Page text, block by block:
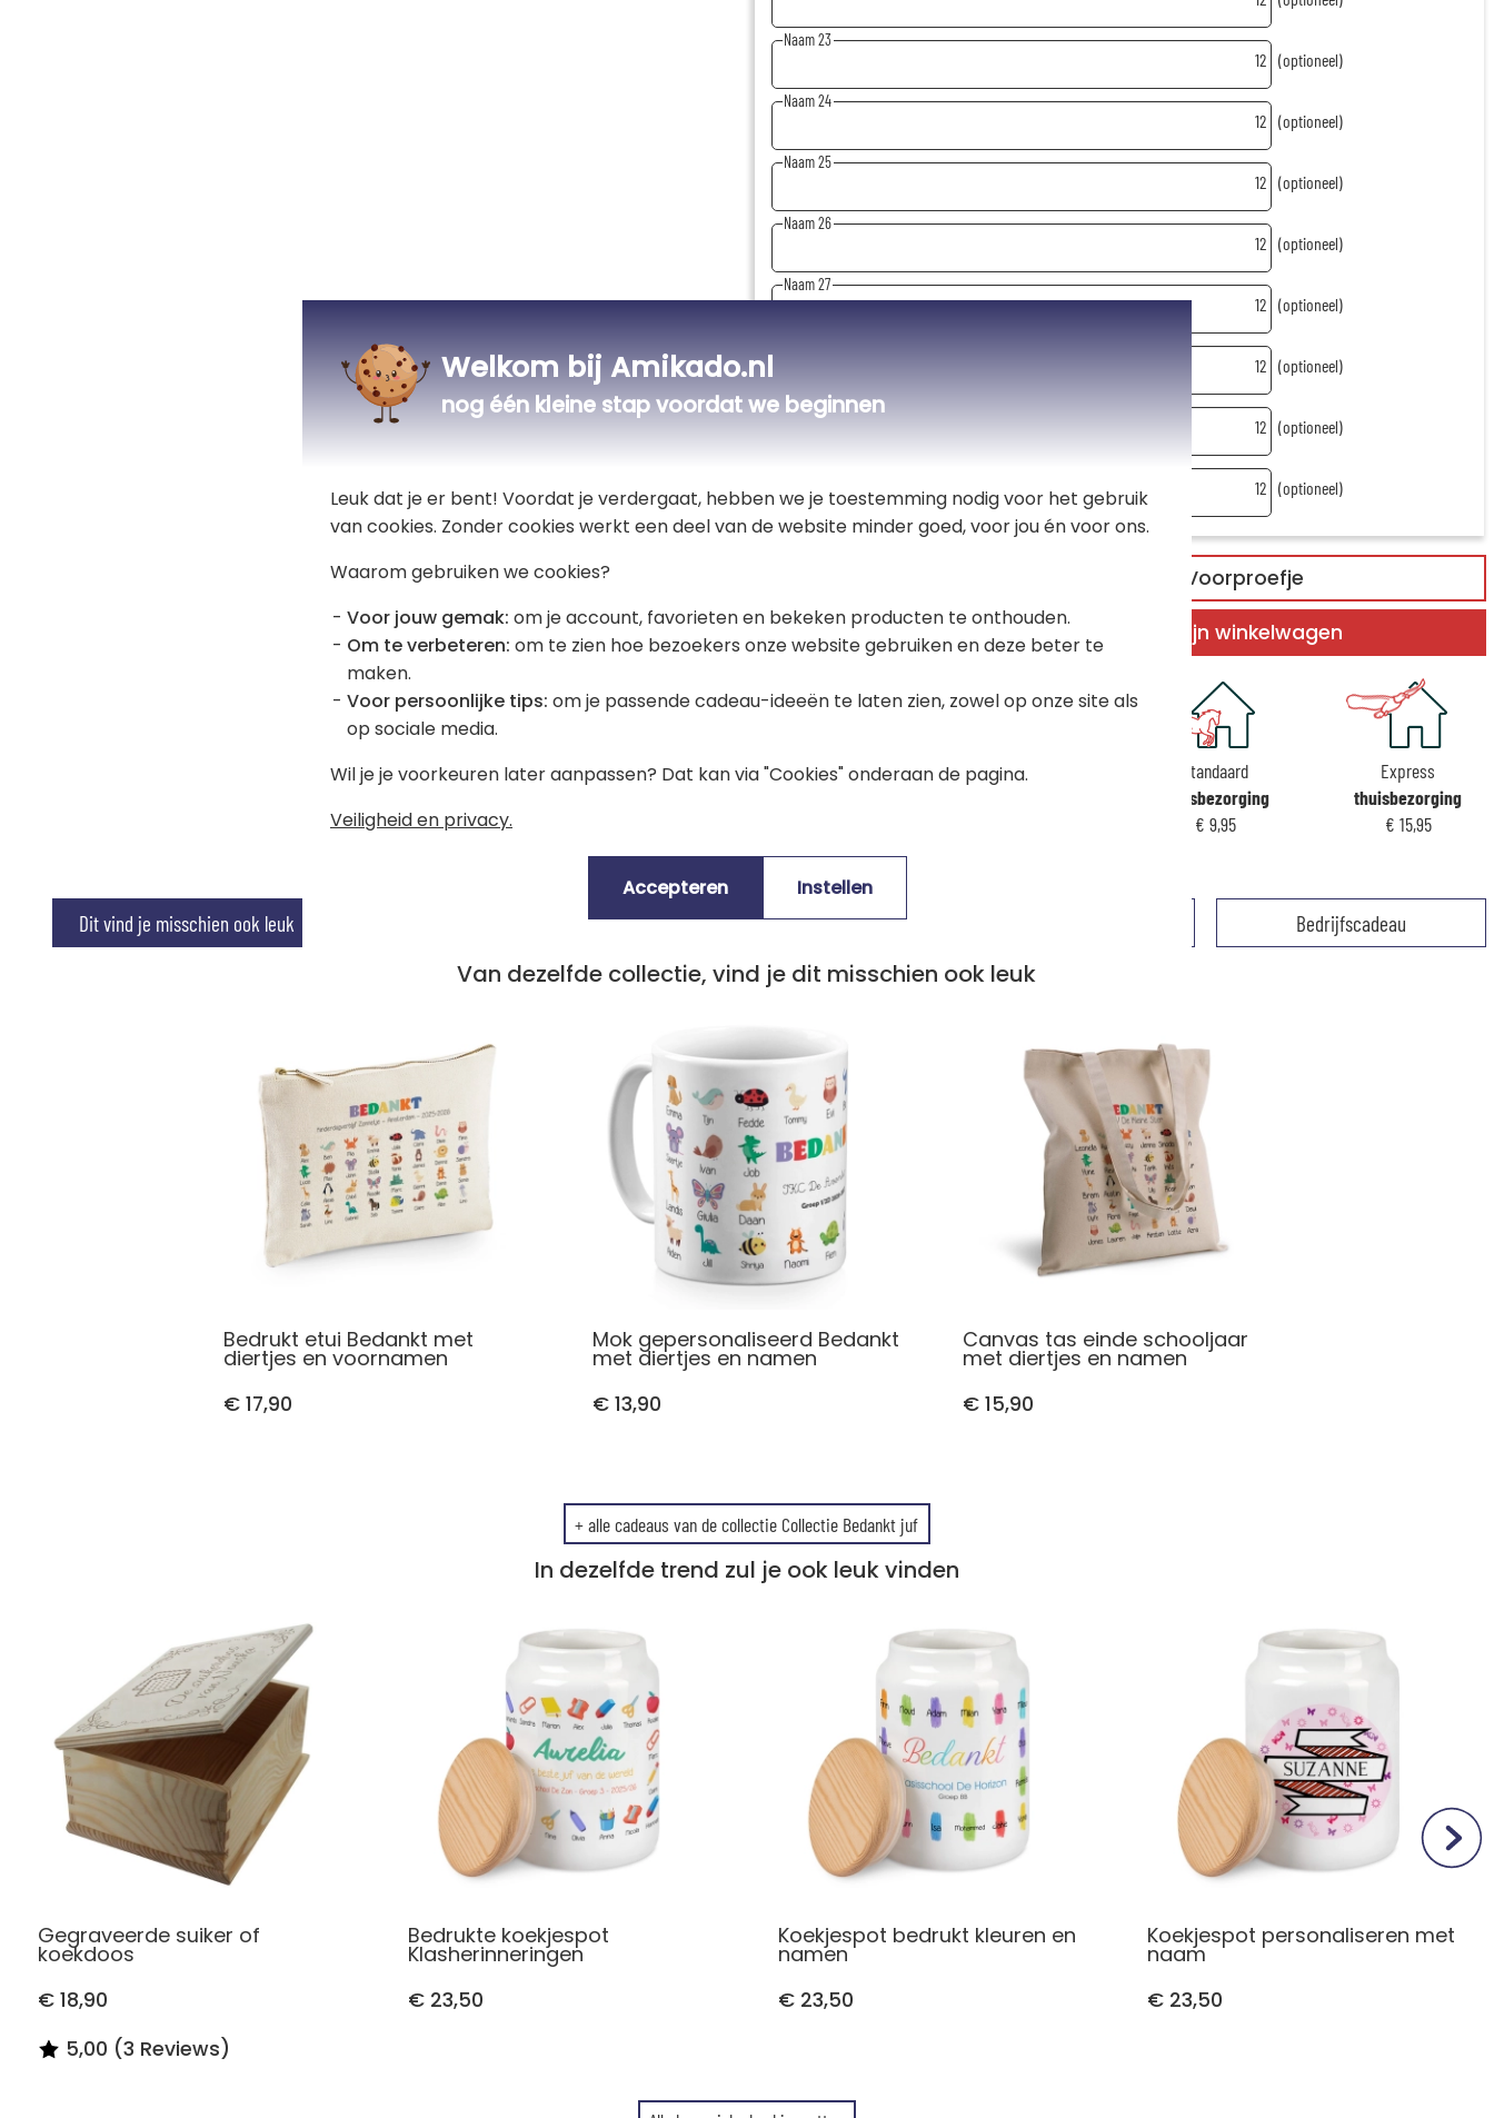
Naam 23
12 (optioneel)
Naam 24
12 (optioneel)
Naam 25
12 (optioneel)
Naam 26
12 (optioneel)
Naam 27
12 (optioneel)
12 (optioneel)
Naam 29
12 (optioneel)
12 (optioneel)
Voorproefje
€ 23,50
In mijn winkelwagen
Voordelig
Voordelig
Standaard
thuisbezorging
€ 9,95
Express
thuisbezorging
€ 15,95
Dit vind je misschien ook leuk Geschatte levering Bedrijfscadeau
Van dezelfde collectie, vind je dit misschien ook leuk
Bedrukt etui Bedankt met
diertjes en voornamen
€ 17,90
Mok gepersonaliseerd Bedankt
met diertjes en namen
€ 13,90
Canvas tas einde schooljaar
met diertjes en namen
€ 15,90
+ alle cadeaus van de collectie Collectie Bedankt juf
In dezelfde trend zul je ook leuk vinden
Gegraveerde suiker of
koekdoos
€ 18,90
5,00 (3 Reviews)
Bedrukte koekjespot
Klasherinneringen
€ 23,50
Koekjespot bedrukt kleuren en
namen
€ 23,50
Koekjespot personaliseren met
naam
€ 23,50
Welkom bij Amikado.nl
nog één kleine stap voordat we beginnen
Leuk dat je er bent! Voordat je verdergaat, hebben we je toestemming nodig voor het gebruik
van cookies. Zonder cookies werkt een deel van de website minder goed, voor jou én voor ons.
Waarom gebruiken we cookies?
Voor jouw gemak: om je account, favorieten en bekeken producten te onthouden.
Om te verbeteren: om te zien hoe bezoekers onze website gebruiken en deze beter te
maken.
Voor persoonlijke tips: om je passende cadeau-ideeën te laten zien, zowel op onze site als
op sociale media.
Wil je je voorkeuren later aanpassen? Dat kan via "Cookies" onderaan de pagina.
Veiligheid en privacy.
Accepteren Instellen